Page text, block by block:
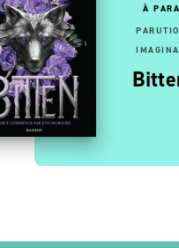
PAGES: 13/05/2026
le maître
- Tome 7, La
À